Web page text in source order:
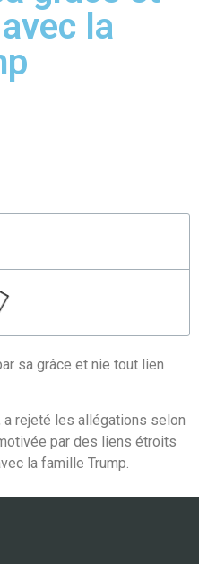
la
a rejeté les allégations selon
par des liens étroits
la famille Trump.